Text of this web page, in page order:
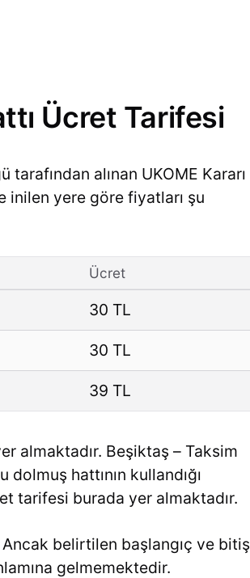
Ücret Tarifesi
alınan UKOME Kararı
inilen yere göre fiyatları şu
Ücret
30 TL
30 TL
39 TL
almaktadır. Beşiktaş – Taksim
hattının kullandığı
tarifesi burada yer almaktadır.
belirtilen başlangıç ve bitiş
gelmemektedir.